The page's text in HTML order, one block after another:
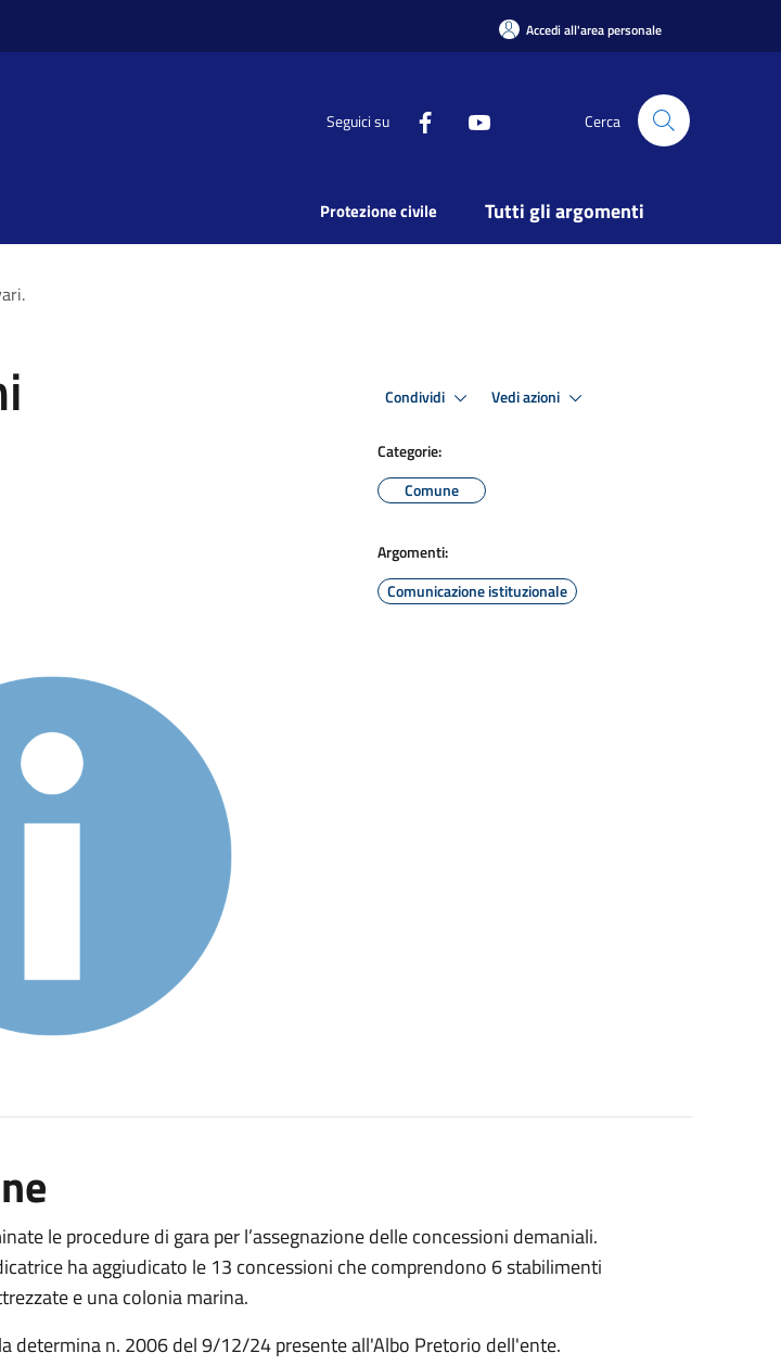
Accedi all'area personale
Seguici su Cerca
Protezione civile Tutti gli argomenti
Condividi Vedi azioni
Categorie:
Comune
Argomenti:
Comunicazione istituzionale
le procedure di gara per l’assegnazione delle concessioni demaniali.
ha aggiudicato le 13 concessioni che comprendono 6 stabilimenti
e una colonia marina.
determina n. 2006 del 9/12/24 presente all'Albo Pretorio dell'ente.